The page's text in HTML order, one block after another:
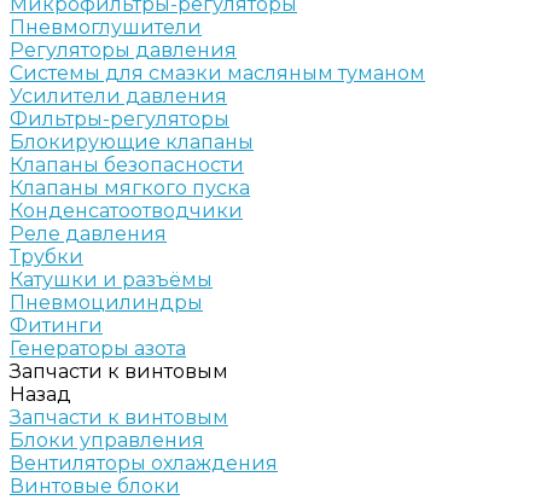
Пневмоглушители
Регуляторы давления
Системы для смазки масляным туманом
Усилители давления
Фильтры-регуляторы
Блокирующие клапаны
Клапаны безопасности
Клапаны мягкого пуска
Конденсатоотводчики
Реле давления
Трубки
Катушки и разъёмы
Пневмоцилиндры
Фитинги
Генераторы азота
Запчасти к винтовым
Назад
Запчасти к винтовым
Блоки управления
Вентиляторы охлаждения
Винтовые блоки